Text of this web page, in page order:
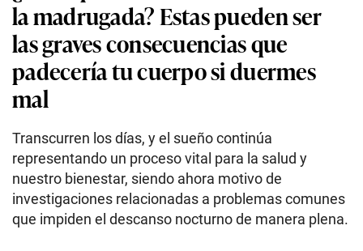
la madrugada? Estas pueden ser
las graves consecuencias que
padecería tu cuerpo si duermes
mal
Transcurren los días, y el sueño continúa
representando un proceso vital para la salud y
nuestro bienestar, siendo ahora motivo de
investigaciones relacionadas a problemas comunes
que impiden el descanso nocturno de manera plena.